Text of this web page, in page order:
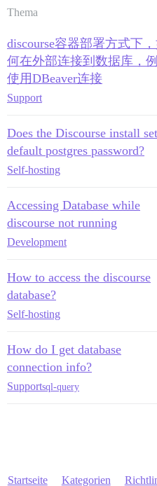
Thema
discourse容器部署方式下
何在外部连接到数据库，
使用DBeaver连接
Support
Does the Discourse install
default postgres password?
Self-hosting
Accessing Database while
discourse not running
Development
How to access the discourse
database?
Self-hosting
How do I get database
connection info?
Supportsql-query
Startseite Kategorien